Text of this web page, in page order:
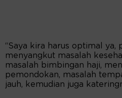
“Saya kira harus optimal ya,
menyangkut masalah
masalah bimbingan haji,
pemondokan, masalah
jauh, kemudian juga